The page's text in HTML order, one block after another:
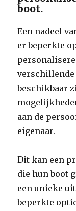
boot.
Een nadeel
er beperkte
verschillende
beschikbaar
aan de
eigenaar.
Dit kan een
die hun boot
een unieke
beperkte